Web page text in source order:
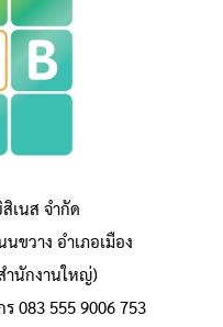
เนส จำกัด
ขวาง อำเภอเมือง
ำนักงานใหญ่)
083 555 9006 753